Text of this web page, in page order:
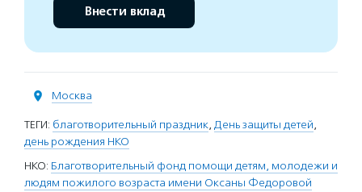
Внести вклад
Москва
ТЕГИ: благотворительный праздник, День защиты детей,
день рождения НКО
НКО: Благотворительный фонд помощи детям, молодежи и
людям пожилого возраста имени Оксаны Федоровой